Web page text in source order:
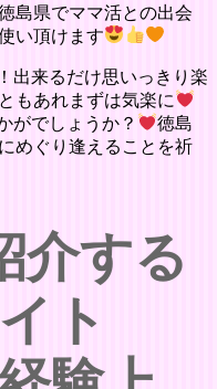
島県でママ活との出会
い頂けます
出来るだけ思いっきり楽
もあれまずは気楽に
がでしょうか？
徳島
めぐり逢えることを祈
介する
ト